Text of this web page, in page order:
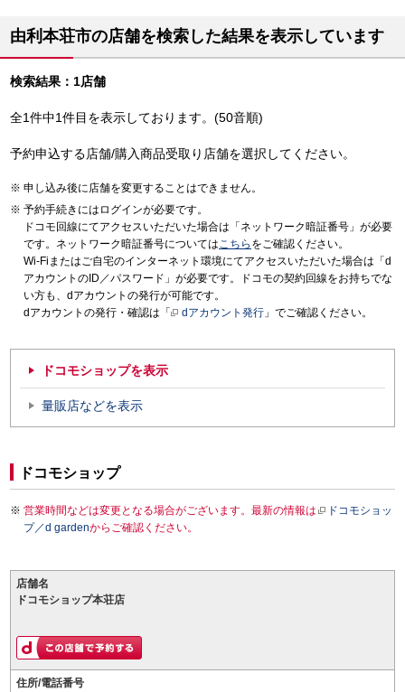
由利本荘市の店舗を検索した結果を表示しています
検索結果：1店舗
全1件中1件目を表示しております。(50音順)
予約申込する店舗/購入商品受取り店舗を選択してください。
申し込み後に店舗を変更することはできません。
予約手続きにはログインが必要です。
ドコモ回線にてアクセスいただいた場合は「ネットワーク暗証番号」が必要
です。ネットワーク暗証番号についてはこちら をご確認ください。
Wi-Fiまたはご自宅のインターネット環境にてアクセスいただいた場合は「d
アカウントのID／パスワード」が必要です。ドコモの契約回線をお持ちでな
い方も、dアカウントの発行が可能です。
dアカウントの発行・確認は「
dアカウント発行 」でご確認ください。
ドコモショップを表示
量販店などを表示
ドコモショップ
営業時間などは変更となる場合がございます。最新の情報は
ドコモショッ
プ／d gardenからご確認ください。
店舗名
ドコモショップ本荘店
住所/電話番号